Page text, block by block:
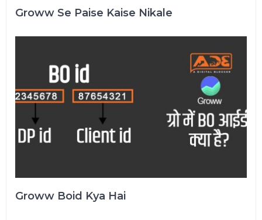
Groww Se Paise Kaise Nikale
Groww Boid Kya Hai